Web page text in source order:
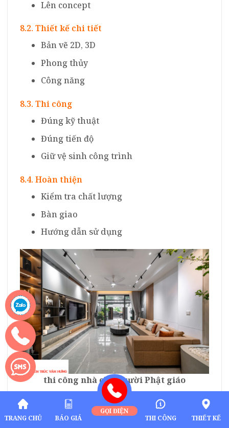
Lên concept
8.2. Thiết kế chi tiết
Bản vẽ 2D, 3D
Phong thủy
Công năng
8.3. Thi công
Đúng kỹ thuật
Đúng tiến độ
Giữ vệ sinh công trình
8.4. Hoàn thiện
Kiểm tra chất lượng
Bàn giao
Hướng dẫn sử dụng
thi công nhà cho người Phật giáo
9. Chi phí xây nhà cho người Phật giáo
TRANG CHỦ BÁO GIÁ
GỌI ĐIỆN
THI CÔNG
THIẾT KẾ